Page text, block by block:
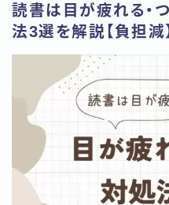
靴のお手入れ
靴レビュー
インソール
Audible
一人暮らしグッズ
読書は目が疲れる・
法3選を解説【負担減】